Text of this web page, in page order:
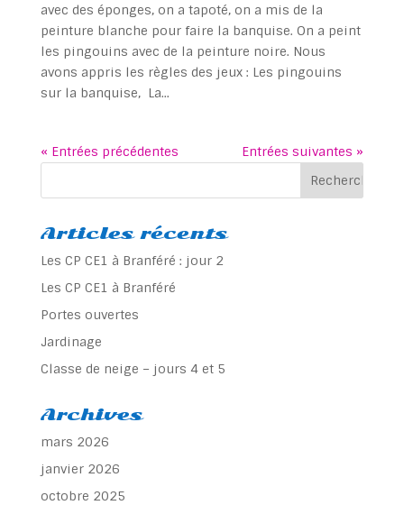
avec des éponges, on a tapoté, on a mis de la
peinture blanche pour faire la banquise. On a peint
les pingouins avec de la peinture noire. Nous
avons appris les règles des jeux : Les pingouins
sur la banquise, La...
« Entrées précédentes Entrées suivantes »
Articles récents
Les CP CE1 à Branféré : jour 2
Les CP CE1 à Branféré
Portes ouvertes
Jardinage
Classe de neige – jours 4 et 5
Archives
mars 2026
janvier 2026
octobre 2025